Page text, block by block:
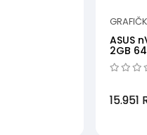
ASUS
2GB
15.951